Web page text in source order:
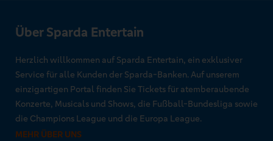
Über Sparda Entertain
Herzlich willkommen auf Sparda Entertain, ein exklusiver
Service für alle Kunden der Sparda-Banken. Auf unserem
einzigartigen Portal finden Sie Tickets für atemberaubende
Konzerte, Musicals und Shows, die Fußball-Bundesliga sowie
die Champions League und die Europa League.
MEHR ÜBER UNS